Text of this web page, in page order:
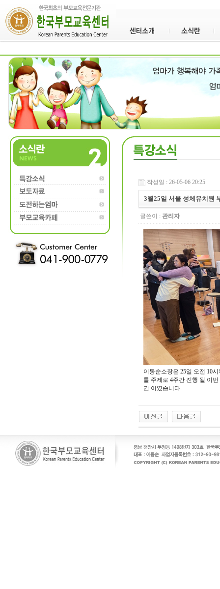
작성일 : 26-05-06 20:25
3월25일 서울 성체유치원
글쓴이 : 관리자
이동순소장은 25일 오전 10
를 주제로 4주간 진행 될 이
간 이였습니다.